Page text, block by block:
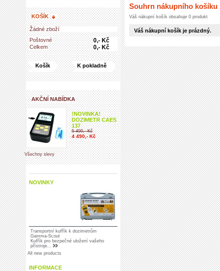
KOŠÍK
Žádné zboží
Poštovné
0,- Kč
Celkem 0,- Kč
Košík K pokladně
AKČNÍ NABÍDKA
!NOVINKA!
DOZIMETR CAES
137
5 490,- Kč
4 490,- Kč
Všechny slevy
NOVINKY
Transportní kufřík k dozimetrům
Gamma-Scout
Kufřík pro bezpečné uložení vašeho
přístroje...
All new products
INFORMACE
Souhrn nákupního košíku
Váš nákupní košík obsahuje 0 produkt
Váš nákupní košík je prázdný.